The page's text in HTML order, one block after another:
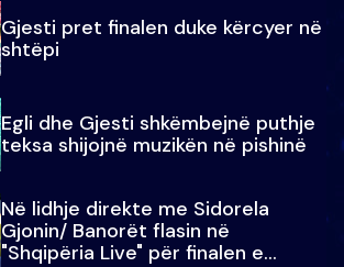
Gjesti pret finalen duke kërcyer në
shtëpi
Egli dhe Gjesti shkëmbejnë puthje
teksa shijojnë muzikën në pishinë
Në lidhje direkte me Sidorela
Gjonin/ Banorët flasin në
"Shqipëria Live" për finalen e